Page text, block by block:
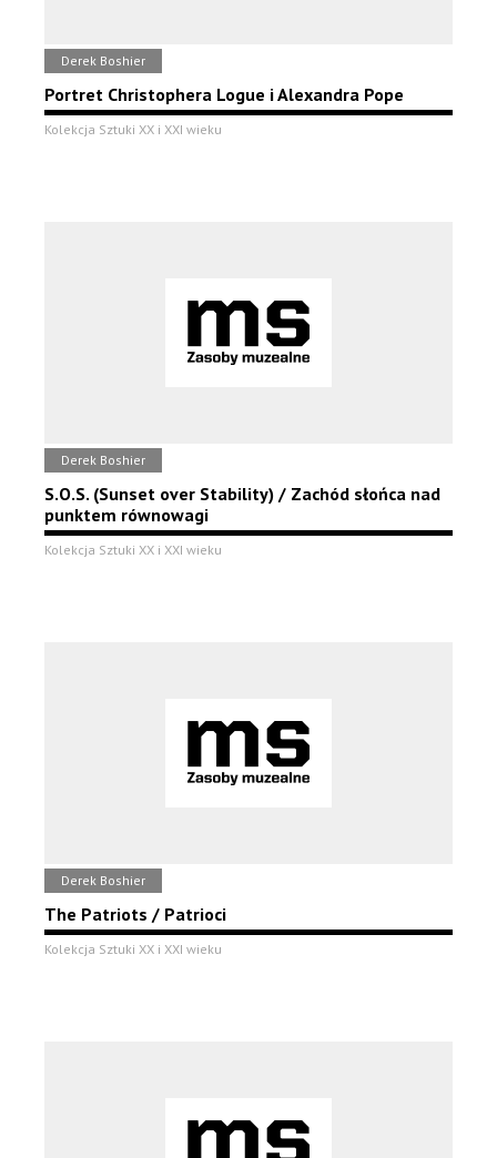
Derek Boshier
Portret Christophera Logue i Alexandra Pope
Kolekcja Sztuki XX i XXI wieku
Derek Boshier
S.O.S. (Sunset over Stability) / Zachód słońca nad
punktem równowagi
Kolekcja Sztuki XX i XXI wieku
Derek Boshier
The Patriots / Patrioci
Kolekcja Sztuki XX i XXI wieku